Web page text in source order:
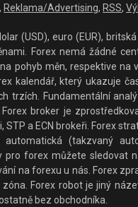
, Reklama/Advertising, RSS,
(USD), euro (EUR),
Forex nemá žádné
pohyb měn, respektive
kalendář, který ukazuje
trzích. Fundamentální
broker je
a ECN brokeři. Forex
automatická (takzvaný
forex můžete sledovat
na forexu u nás. Forex
Forex robot je jiný
bez obchodníka.